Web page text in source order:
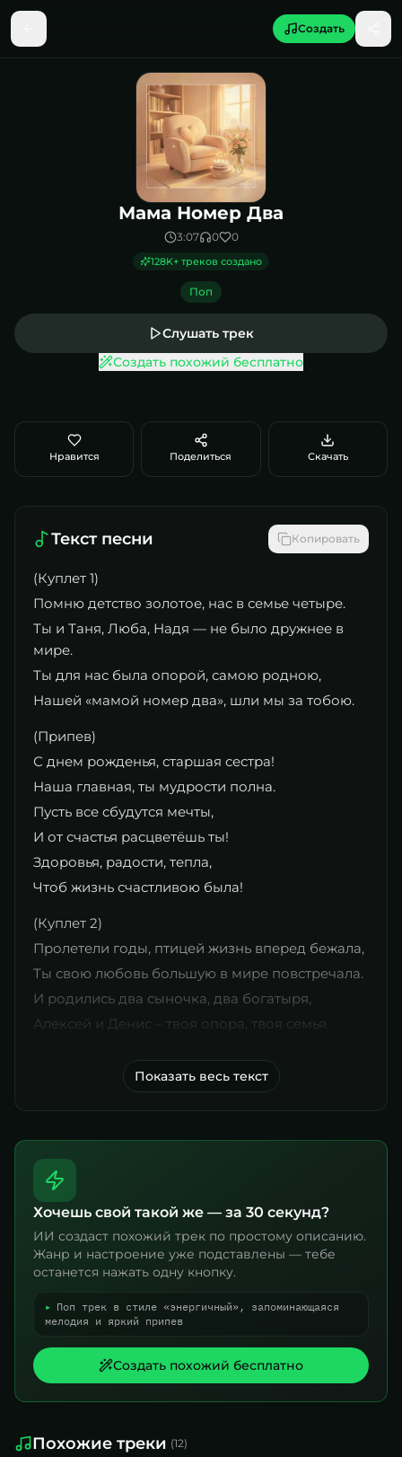
Песня Мама Номер Два
Создать
Мама Номер Два
3:07 0 0
128K+ треков создано
Поп
Слушать трек
Создать похожий бесплатно
Нравится Поделиться Скачать
Текст песни Копировать
(Куплет 1)
Помню детство золотое, нас в семье четыре.
Ты и Таня, Люба, Надя — не было дружнее в
мире.
Ты для нас была опорой, самою родною,
Нашей «мамой номер два», шли мы за тобою.
(Припев)
С днем рожденья, старшая сестра!
Наша главная, ты мудрости полна.
Пусть все сбудутся мечты,
И от счастья расцветёшь ты!
Здоровья, радости, тепла,
Чтоб жизнь счастливою была!
(Куплет 2)
Пролетели годы, птицей жизнь вперед бежала,
Ты свою любовь большую в мире повстречала.
И родились два сыночка, два богатыря,
Алексей и Денис – твоя опора, твоя семья.
Показать весь текст
Хочешь свой такой же — за 30 секунд?
ИИ создаст похожий трек по простому описанию.
Жанр и настроение уже подставлены — тебе
останется нажать одну кнопку.
▸ Поп трек в стиле «энергичный», запоминающаяся
мелодия и яркий припев
Создать похожий бесплатно
Похожие треки (12)